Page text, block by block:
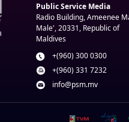
Public Service Media
Radio Building, Ameenee
Male', 20331, Republic of
Maldives
+(960) 300 0300
+(960) 331 7232
info@psm.mv